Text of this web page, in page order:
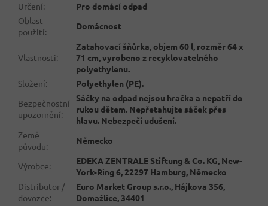
Určení:
Pro domácí odpad
Oblast
použití:
Domácnost
Vlastnosti:
Zatahovací šňůrka, objem 60 l, rozměr 64 x
71 cm, vyrobeno z recyklovatelného
polyethylenu.
Složení:
Polyethylen (PE).
Bezpečnostní
upozornění:
Sáčky na odpad nejsou hračka a nepatří do
rukou dětem. Nepřetahujte sáček přes
hlavu. Nebezpečí udušení.
Země
původu:
Německo
Výrobce:
EDEKA ZENTRALE Stiftung & Co. KG, New-
York-Ring 6, 22297 Hamburg, Německo
Distributor /
dovozce:
Euro Market Group s.r.o., Hájkova 356,
Domažlice, 34401